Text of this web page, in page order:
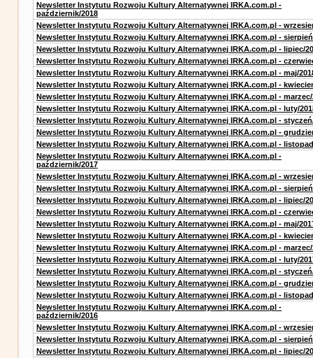
Newsletter Instytutu Rozwoju Kultury Alternatywnej IRKA.com.pl -
październik/2018
Newsletter Instytutu Rozwoju Kultury Alternatywnej IRKA.com.pl -
Newsletter Instytutu Rozwoju Kultury Alternatywnej IRKA.com.pl -
Newsletter Instytutu Rozwoju Kultury Alternatywnej IRKA.com.pl - lipiec/
Newsletter Instytutu Rozwoju Kultury Alternatywnej IRKA.com.pl -
Newsletter Instytutu Rozwoju Kultury Alternatywnej IRKA.com.pl - maj/
Newsletter Instytutu Rozwoju Kultury Alternatywnej IRKA.com.pl -
Newsletter Instytutu Rozwoju Kultury Alternatywnej IRKA.com.pl - marzec/
Newsletter Instytutu Rozwoju Kultury Alternatywnej IRKA.com.pl - luty/
Newsletter Instytutu Rozwoju Kultury Alternatywnej IRKA.com.pl -
Newsletter Instytutu Rozwoju Kultury Alternatywnej IRKA.com.pl -
Newsletter Instytutu Rozwoju Kultury Alternatywnej IRKA.com.pl -
Newsletter Instytutu Rozwoju Kultury Alternatywnej IRKA.com.pl -
październik/2017
Newsletter Instytutu Rozwoju Kultury Alternatywnej IRKA.com.pl -
Newsletter Instytutu Rozwoju Kultury Alternatywnej IRKA.com.pl -
Newsletter Instytutu Rozwoju Kultury Alternatywnej IRKA.com.pl - lipiec/
Newsletter Instytutu Rozwoju Kultury Alternatywnej IRKA.com.pl -
Newsletter Instytutu Rozwoju Kultury Alternatywnej IRKA.com.pl - maj/
Newsletter Instytutu Rozwoju Kultury Alternatywnej IRKA.com.pl -
Newsletter Instytutu Rozwoju Kultury Alternatywnej IRKA.com.pl - marzec/
Newsletter Instytutu Rozwoju Kultury Alternatywnej IRKA.com.pl - luty/
Newsletter Instytutu Rozwoju Kultury Alternatywnej IRKA.com.pl -
Newsletter Instytutu Rozwoju Kultury Alternatywnej IRKA.com.pl -
Newsletter Instytutu Rozwoju Kultury Alternatywnej IRKA.com.pl -
Newsletter Instytutu Rozwoju Kultury Alternatywnej IRKA.com.pl -
październik/2016
Newsletter Instytutu Rozwoju Kultury Alternatywnej IRKA.com.pl -
Newsletter Instytutu Rozwoju Kultury Alternatywnej IRKA.com.pl -
Newsletter Instytutu Rozwoju Kultury Alternatywnej IRKA.com.pl - lipiec/